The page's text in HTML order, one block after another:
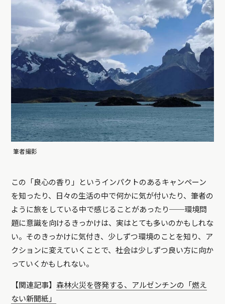
筆者撮影
この「良心の香り」というインパクトのあるキャンペーン
を知ったり、日々の生活の中で何かに気が付いたり、筆者の
ように旅をしている中で感じることがあったり──環境問
題に意識を向けるきっかけは、実はとても多いのかもしれな
い。そのきっかけに気付き、少しずつ環境のことを知り、ア
クションに変えていくことで、社会は少しずつ良い方に向か
っていくかもしれない。
【関連記事】 森林火災を啓発する、アルゼンチンの「燃え
ない新聞紙」